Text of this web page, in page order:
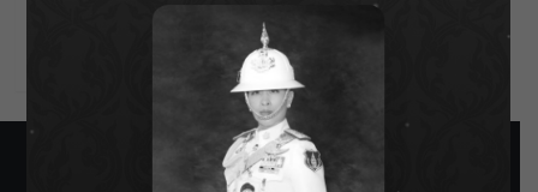
Comments feed